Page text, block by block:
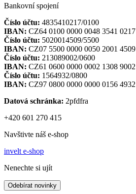
Bankovní spojení
Číslo účtu: 4835410217/0100
IBAN: CZ64 0100 0000 0048 3541 0217
Číslo účtu: 5020014509/5500
IBAN: CZ07 5500 0000 0050 2001 4509
Číslo účtu: 213089002/0600
IBAN: CZ61 0600 0000 0002 1308 9002
Číslo účtu: 1564932/0800
IBAN: CZ97 0800 0000 0000 0156 4932
Datová schránka: 2pfdfra
+420 601 270 415
Navštivte náš e-shop
invelt e-shop
Nenechte si ujít
Odebírat novinky